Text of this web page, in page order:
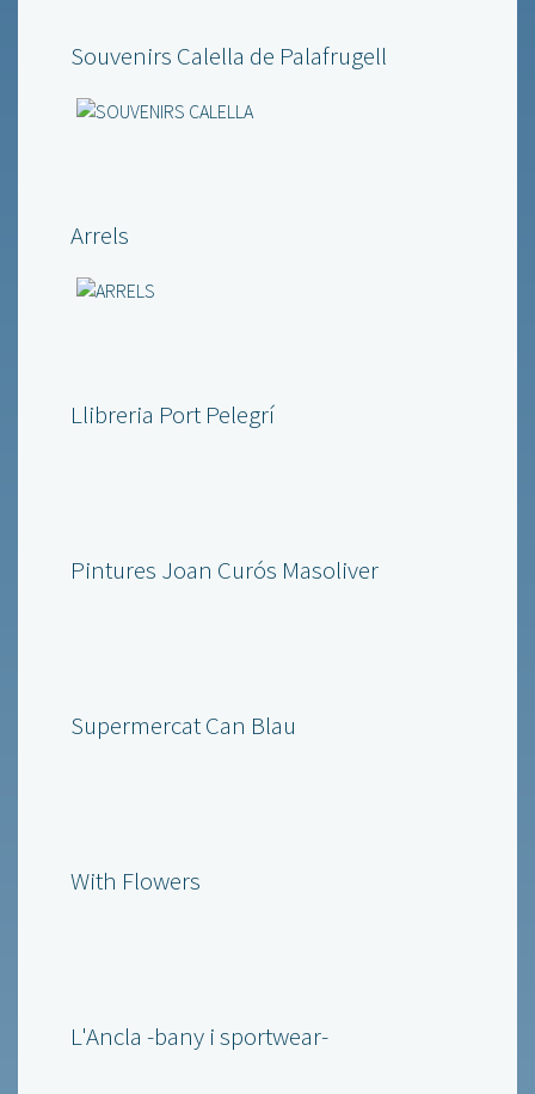
Souvenirs Calella de Palafrugell
Arrels
Llibreria Port Pelegrí
Pintures Joan Curós Masoliver
Supermercat Can Blau
With Flowers
L'Ancla -bany i sportwear-